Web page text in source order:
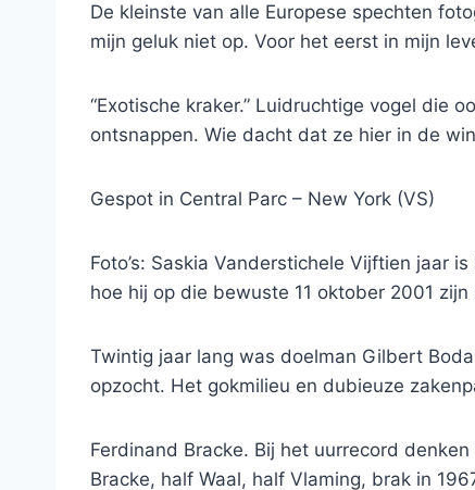
De kleinste van alle Europese spechten
mijn geluk niet op. Voor het eerst in mijn
“Exotische kraker.” Luidruchtige vogel die
ontsnappen. Wie dacht dat ze hier in de
Gespot in Central Parc – New York (VS)
Foto’s: Saskia Vanderstichele Vijftien jaar
hoe hij op die bewuste 11 oktober 2001
Twintig jaar lang was doelman Gilbert
opzocht. Het gokmilieu en dubieuze
Ferdinand Bracke. Bij het uurrecord
Bracke, half Waal, half Vlaming, brak in